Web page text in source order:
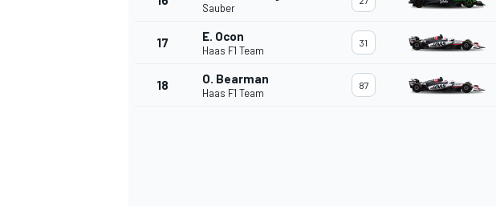
Sauber
17 E. Ocon
Haas F1 Team
31
18 O. Bearman
Haas F1 Team
87